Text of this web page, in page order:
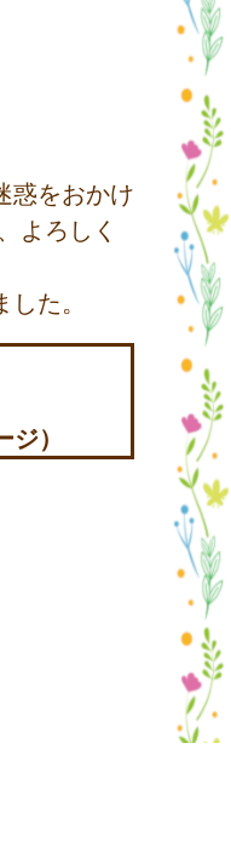
惑をおかけ
よろしく
た。
）